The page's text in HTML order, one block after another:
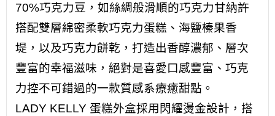
70%巧克力豆，如絲綢般滑順的巧克力甘納許
搭配雙層綿密柔軟巧克力蛋糕、海鹽榛果香
堤，以及巧克力餅乾，打造出香醇濃郁、層次
豐富的幸福滋味，絕對是喜愛口感豐富、巧克
力控不可錯過的一款質感系療癒甜點。
LADY KELLY 蛋糕外盒採用閃耀燙金設計，搭